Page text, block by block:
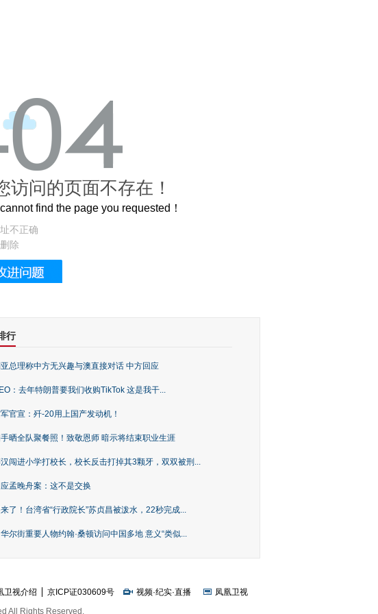
访问的页面不存在！
find the page you requested！
不正确
除
行
总理称中方无兴趣与澳直接对话 中方回应
：去年特朗普要我们收购TikTok 这是我干...
官宣：歼-20用上国产发动机！
晒全队聚餐照！致敬恩师 暗示将结束职业生涯
闯进小学打校长，校长反击打掉其3颗牙，双双被刑...
孟晚舟案：这不是交换
了！台湾省“行政院长”苏贞昌被泼水，22秒完成...
尔街重要人物约翰·桑顿访问中国多地 意义“类似...
卫视介绍 京ICP证030609号 视频·纪实·直播
凤凰卫视
All Rights Reserved.